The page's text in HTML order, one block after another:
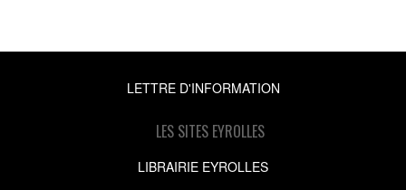
LETTRE D'INFORMATION
LES SITES EYROLLES
LIBRAIRIE EYROLLES